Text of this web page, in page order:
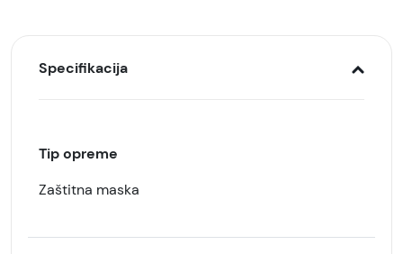
Specifikacija
Tip opreme
Zaštitna maska